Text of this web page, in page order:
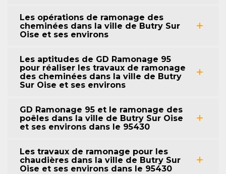
Les opérations de ramonage des
cheminées dans la ville de Butry Sur
Oise et ses environs
Les aptitudes de GD Ramonage 95
pour réaliser les travaux de ramonage
des cheminées dans la ville de Butry
Sur Oise et ses environs
GD Ramonage 95 et le ramonage des
poêles dans la ville de Butry Sur Oise
et ses environs dans le 95430
Les travaux de ramonage pour les
chaudières dans la ville de Butry Sur
Oise et ses environs dans le 95430